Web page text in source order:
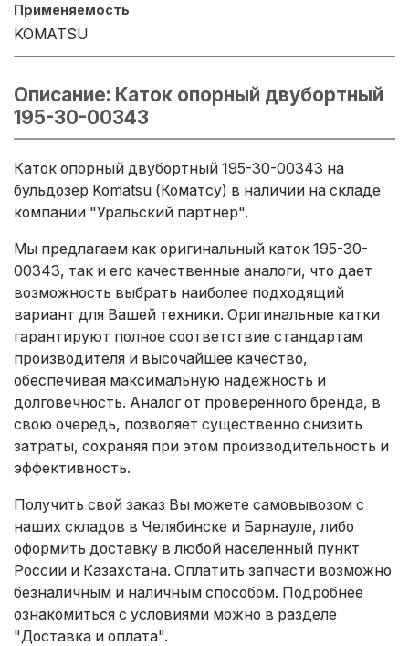
Применяемость
KOMATSU
Описание: Каток опорный двубортный
195-30-00343
Каток опорный двубортный 195-30-00343 на
бульдозер Komatsu (Коматсу) в наличии на складе
компании "Уральский партнер".
Мы предлагаем как оригинальный каток 195-30-
00343, так и его качественные аналоги, что дает
возможность выбрать наиболее подходящий
вариант для Вашей техники. Оригинальные катки
гарантируют полное соответствие стандартам
производителя и высочайшее качество,
обеспечивая максимальную надежность и
долговечность. Аналог от проверенного бренда, в
свою очередь, позволяет существенно снизить
затраты, сохраняя при этом производительность и
эффективность.
Получить свой заказ Вы можете самовывозом с
наших складов в Челябинске и Барнауле, либо
оформить доставку в любой населенный пункт
России и Казахстана. Оплатить запчасти возможно
безналичным и наличным способом. Подробнее
ознакомиться с условиями можно в разделе
"Доставка и оплата".